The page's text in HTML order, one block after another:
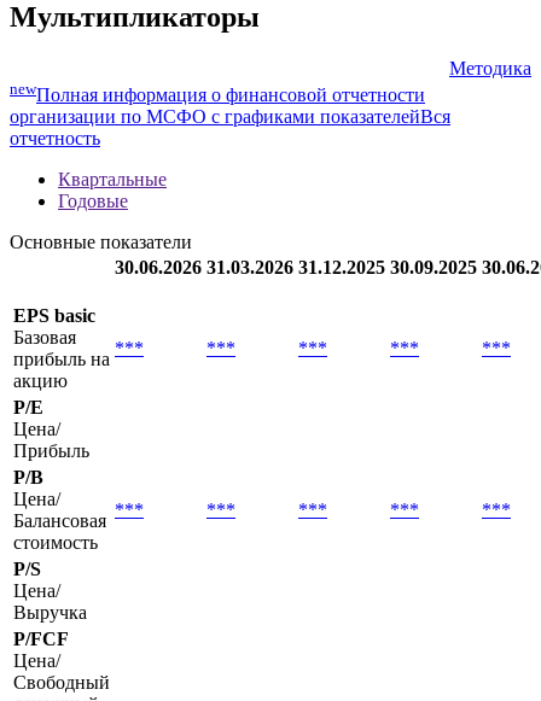
Мультипликаторы
Методика
newПолная информация о финансовой отчетности
организации по МСФО с графиками показателейВся
отчетность
Квартальные
Годовые
Основные показатели
30.06.2026 31.03.2026 31.12.2025 30.09.2025
EPS basic
Базовая
прибыль на
акцию
*** *** *** *** ***
P/E
Цена/
Прибыль
P/B
Цена/
Балансовая
стоимость
*** *** *** *** ***
P/S
Цена/
Выручка
P/FCF
Цена/
Свободный